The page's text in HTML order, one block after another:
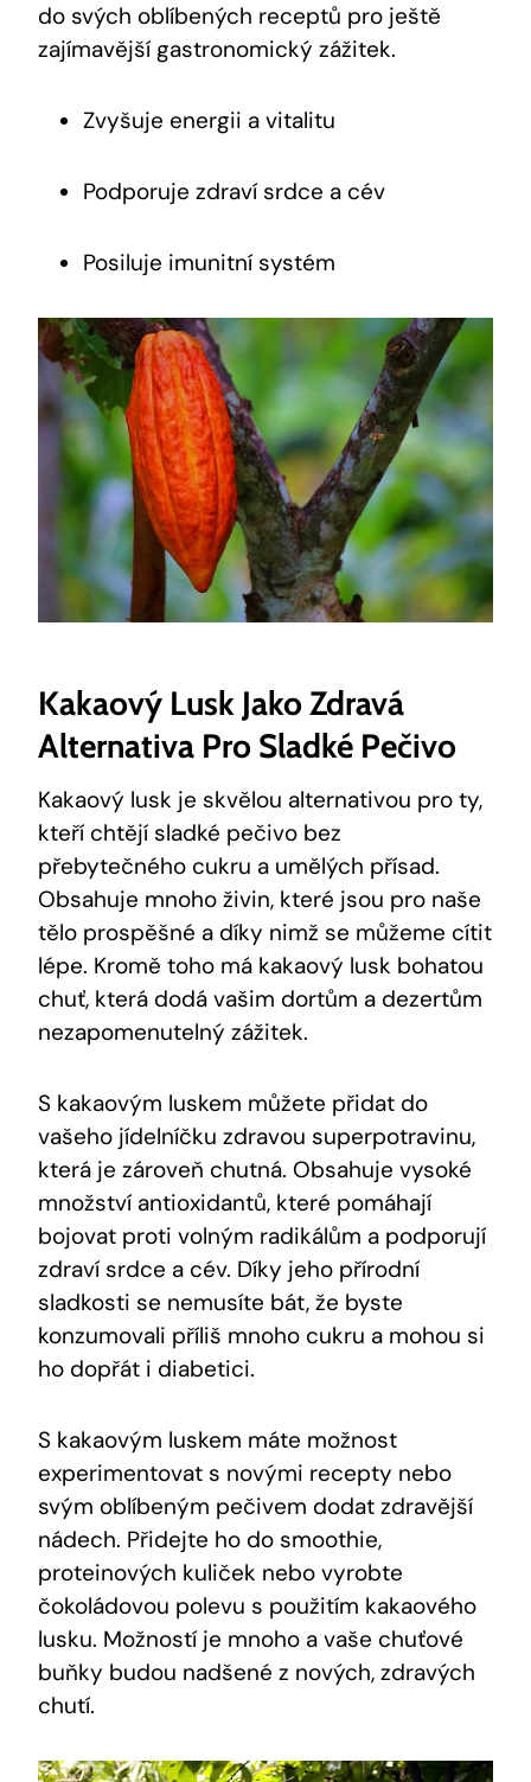
do⁤ svých ⁣oblíbených receptů pro ještě
zajímavější ⁢gastronomický‌ zážitek.
Zvyšuje energii a ‌vitalitu
Podporuje zdraví srdce a ⁤cév
Posiluje imunitní systém
Kakaový Lusk Jako‌ Zdravá
Alternativa⁢ Pro Sladké Pečivo
Kakaový lusk⁢ je skvělou‍ alternativou pro ty,
kteří chtějí sladké ⁣pečivo​ bez
přebytečného‍ cukru a umělých přísad.​
Obsahuje mnoho ‌živin,‌ které jsou pro naše
⁣tělo prospěšné a‍ díky nimž se můžeme cítit
lépe. Kromě toho má‌ kakaový⁣ lusk ​bohatou
chuť, která dodá vašim⁣ dortům ⁤a⁢ dezertům
nezapomenutelný zážitek.
S‌ kakaovým luskem můžete ​přidat do
vašeho jídelníčku zdravou superpotravinu,
která⁣ je zároveň chutná.‍ Obsahuje vysoké
množství antioxidantů, které pomáhají
bojovat proti ‌volným‍ radikálům a podporují
zdraví srdce a cév. Díky jeho přírodní
sladkosti se nemusíte bát,​ že byste
konzumovali příliš​ mnoho cukru ⁣a⁢ mohou si
ho dopřát i diabetici.
S kakaovým luskem ⁢máte možnost
experimentovat s novými recepty nebo
svým oblíbeným pečivem dodat⁤ zdravější
nádech. ​Přidejte ho‌ do‍ smoothie,
‌proteinových kuliček nebo vyrobte
čokoládovou polevu s⁤ použitím kakaového
lusku. Možností⁤ je mnoho a vaše chuťové
buňky budou nadšené z‍ nových, zdravých
chutí.